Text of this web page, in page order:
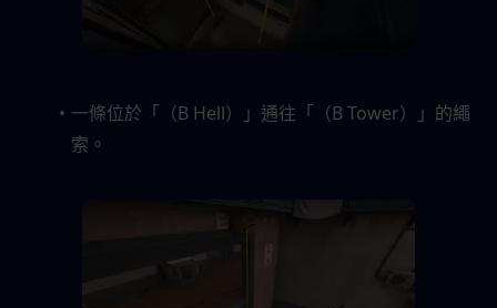
一條位於「（B Hell）」通往「（B Tower）」的繩
索。